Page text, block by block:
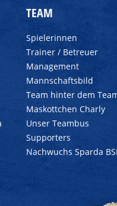
TEAM
Spielerinnen
Trainer / Betreuer
Management
Mannschaftsbild
Team hinter dem
Maskottchen Charly
Unser Teambus
Supporters
Nachwuchs Sparda